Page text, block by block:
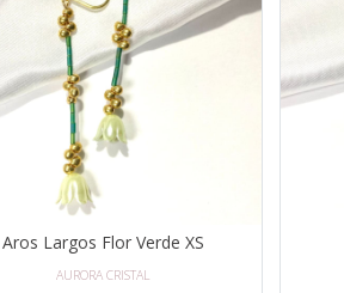
Aros Largos Flor Verde XS
AURORA CRISTAL